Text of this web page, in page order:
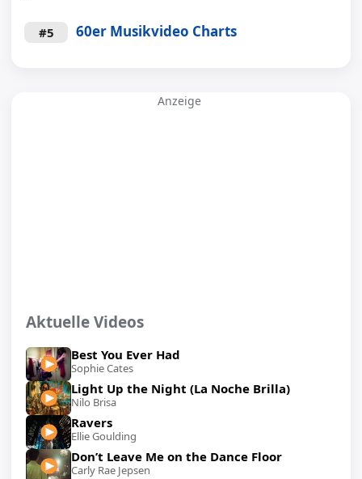
#5 60er Musikvideo Charts
Anzeige
Aktuelle Videos
Best You Ever Had
Sophie Cates
Light Up the Night (La Noche Brilla)
Nilo Brisa
Ravers
Ellie Goulding
Don’t Leave Me on the Dance Floor
Carly Rae Jepsen